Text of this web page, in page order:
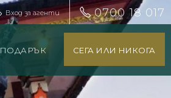
0700 18 017
Вход за агенти
СЕГА ИЛИ НИКОГА
ПОДАРЪК